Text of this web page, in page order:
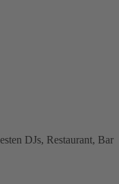
DJs, Restaurant, Bar